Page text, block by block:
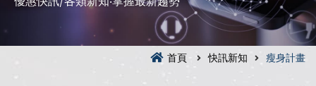
首頁 快訊新知 瘦身計畫